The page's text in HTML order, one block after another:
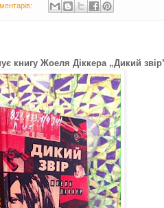
книгу Жоеля Діккера „Дикий